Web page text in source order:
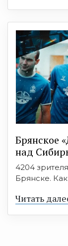
Брянское
над
4204
Брянске.
Читать